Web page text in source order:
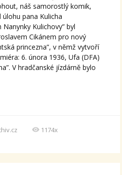
náš samorostlý komik,
pana Kulicha
Nanynky Kulichovy” byl
Cikánem pro nový
princezna”, v němž vytvoří
6. února 1936, Ufa (DFA)
V hradčanské jízdárně bylo
1174x